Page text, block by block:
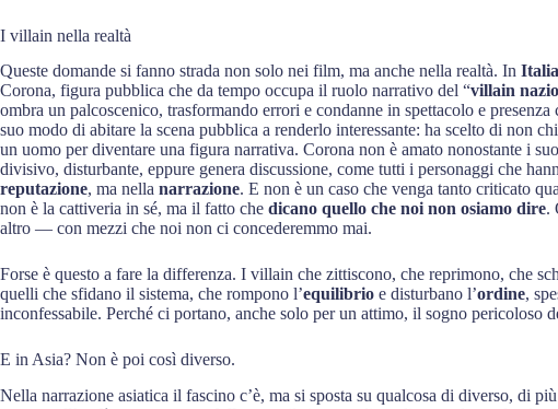
I villain nella realtà
Queste domande si fanno strada non solo nei film, ma anche nella realtà. In Italia
Corona, figura pubblica che da tempo occupa il ruolo narrativo del “villain
ombra un palcoscenico, trasformando errori e condanne in spettacolo e
suo modo di abitare la scena pubblica a renderlo interessante: ha scelto di non
un uomo per diventare una figura narrativa. Corona non è amato nonostante i
divisivo, disturbante, eppure genera discussione, come tutti i personaggi che
reputazione, ma nella narrazione. E non è un caso che venga tanto criticato
non è la cattiveria in sé, ma il fatto che dicano quello che noi non osiamo dire.
altro — con mezzi che noi non ci concederemmo mai.
Forse è questo a fare la differenza. I villain che zittiscono, che reprimono, che
quelli che sfidano il sistema, che rompono l’equilibrio e disturbano l’ordine,
inconfessabile. Perché ci portano, anche solo per un attimo, il sogno pericoloso
E in Asia? Non è poi così diverso.
Nella narrazione asiatica il fascino c’è, ma si sposta su qualcosa di diverso, di